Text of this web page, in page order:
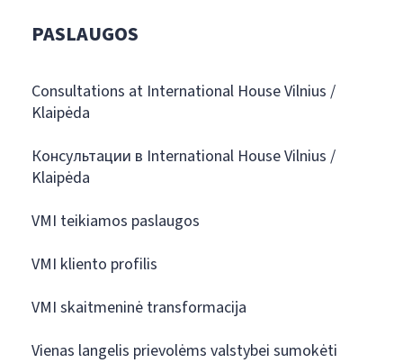
PASLAUGOS
Consultations at International House Vilnius /
Klaipėda
Консультации в International House Vilnius /
Klaipėda
VMI teikiamos paslaugos
VMI kliento profilis
VMI skaitmeninė transformacija
Vienas langelis prievolėms valstybei sumokėti